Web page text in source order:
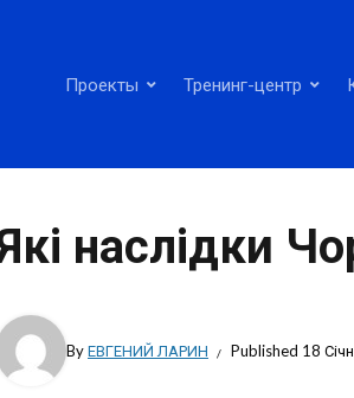
Проекты Тренинг-центр
наслідки
ByЕВГЕНИЙ ЛАРИН Published 18